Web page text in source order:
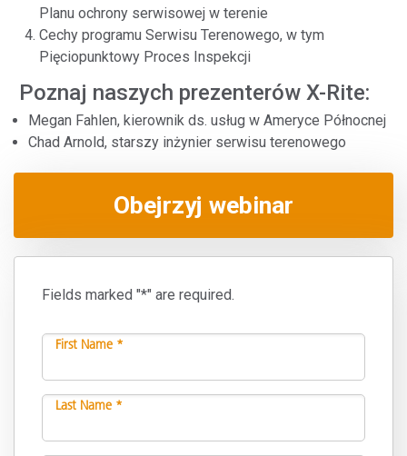
Planu ochrony serwisowej w terenie
Cechy programu Serwisu Terenowego, w tym
Pięciopunktowy Proces Inspekcji
Poznaj naszych prezenterów X-Rite:
Megan Fahlen, kierownik ds. usług w Ameryce Północnej
Chad Arnold, starszy inżynier serwisu terenowego
Obejrzyj webinar
Fields marked "*" are required.
First Name *
Last Name *